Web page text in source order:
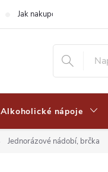
Jak nakupovat
Alkoholické nápoje
Jednorázové nádobí, brčka